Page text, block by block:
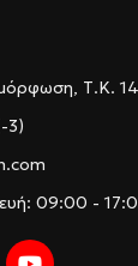
Τ.Κ.
3)
09:00 -